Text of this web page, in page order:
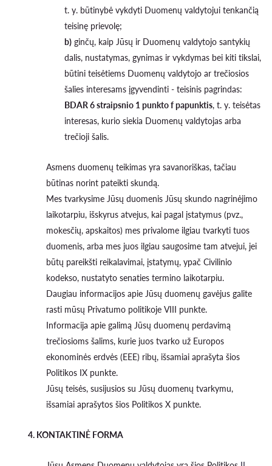
t. y. būtinybė vykdyti Duomenų valdytojui tenkančią
teisinę prievolę;
b) ginčų, kaip Jūsų ir Duomenų valdytojo santykių
dalis, nustatymas, gynimas ir vykdymas bei kiti tikslai,
būtini teisėtiems Duomenų valdytojo ar trečiosios
šalies interesams įgyvendinti - teisinis pagrindas:
BDAR 6 straipsnio 1 punkto f papunktis, t. y. teisėtas
interesas, kurio siekia Duomenų valdytojas arba
trečioji šalis.
Asmens duomenų teikimas yra savanoriškas, tačiau
būtinas norint pateikti skundą.
Mes tvarkysime Jūsų duomenis Jūsų skundo nagrinėjimo
laikotarpiu, išskyrus atvejus, kai pagal įstatymus (pvz.,
mokesčių, apskaitos) mes privalome ilgiau tvarkyti tuos
duomenis, arba mes juos ilgiau saugosime tam atvejui, jei
būtų pareikšti reikalavimai, įstatymų, ypač Civilinio
kodekso, nustatyto senaties termino laikotarpiu.
Daugiau informacijos apie Jūsų duomenų gavėjus galite
rasti mūsų Privatumo politikoje VIII punkte.
Informacija apie galimą Jūsų duomenų perdavimą
trečiosioms šalims, kurie juos tvarko už Europos
ekonominės erdvės (EEE) ribų, išsamiai aprašyta šios
Politikos IX punkte.
Jūsų teisės, susijusios su Jūsų duomenų tvarkymu,
išsamiai aprašytos šios Politikos X punkte.
4. KONTAKTINĖ FORMA